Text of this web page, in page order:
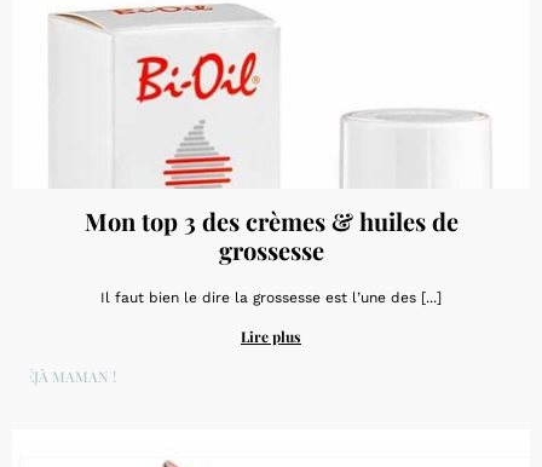
Mon top 3 des crèmes & huiles de
grossesse
Il faut bien le dire la grossesse est l’une des [...]
Lire plus
DÉJÀ MAMAN !